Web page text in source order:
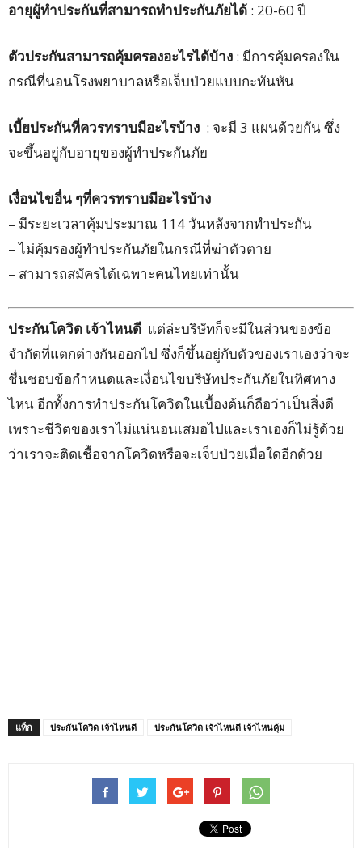
อายุผู้ทำประกันที่สามารถทำประกันภัยได้ : 20-60 ปี
ตัวประกันสามารถคุ้มครองอะไรได้บ้าง : มีการคุ้มครองใน
กรณีที่นอนโรงพยาบาลหรือเจ็บป่วยแบบกะทันหัน
เบี้ยประกันที่ควรทราบมีอะไรบ้าง : จะมี 3 แผนด้วยกัน ซึ่ง
จะขึ้นอยู่กับอายุของผู้ทำประกันภัย
เงื่อนไขอื่น ๆที่ควรทราบมีอะไรบ้าง
– มีระยะเวลาคุ้มประมาณ 114 วันหลังจากทำประกัน
– ไม่คุ้มรองผู้ทำประกันภัยในกรณีที่ฆ่าตัวตาย
– สามารถสมัครได้เฉพาะคนไทยเท่านั้น
ประกันโควิด เจ้าไหนดี แต่ล่ะบริษัทก็จะมีในส่วนของข้อ
จำกัดที่แตกต่างกันออกไป ซึ่งก็ขึ้นอยู่กับตัวของเราเองว่าจะ
ชื่นชอบข้อกำหนดและเงื่อนไขบริษัทประกันภัยในทิศทาง
ไหน อีกทั้งการทำประกันโควิดในเบื้องต้นก็ถือว่าเป็นสิ่งดี
เพราะชีวิตของเราไม่แน่นอนเสมอไปและเราเองก็ไม่รู้ด้วย
ว่าเราจะติดเชื้อจากโควิดหรือจะเจ็บป่วยเมื่อใดอีกด้วย
แท็ก ประกันโควิด เจ้าไหนดี ประกันโควิด เจ้าไหนดี เจ้าไหนคุ้ม